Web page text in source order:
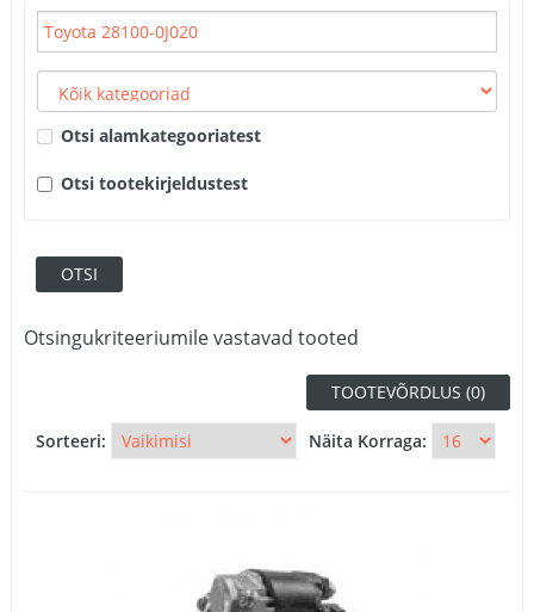
Otsi alamkategooriatest
Otsi tootekirjeldustest
Otsingukriteeriumile vastavad tooted
TOOTEVÕRDLUS (0)
Sorteeri: Näita Korraga: